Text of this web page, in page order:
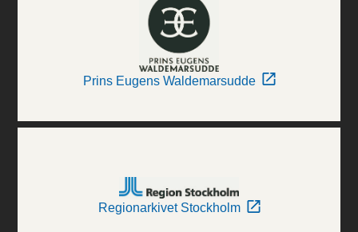
Prins Eugens Waldemarsudde
Regionarkivet Stockholm